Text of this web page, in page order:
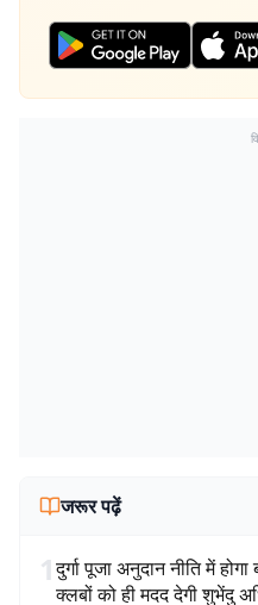
जरूर पढ़ें
1दुर्गा पूजा अनुदान नीति में
क्लबों को ही मदद देगी शुभेंदु